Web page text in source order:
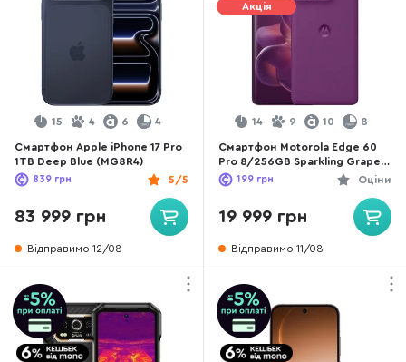
15 4 6 4
Смартфон Apple iPhone 17 Pro
1TB Deep Blue (MG8R4)
5/5
839 грн
83 999 грн
Відправимо 12/08
Акція
14 9 10 8
Смартфон Motorola Edge 60
Pro 8/256GB Sparkling Grape
(PB7X0089RS)
Оціни
199 грн
19 999 грн
Відправимо 11/08